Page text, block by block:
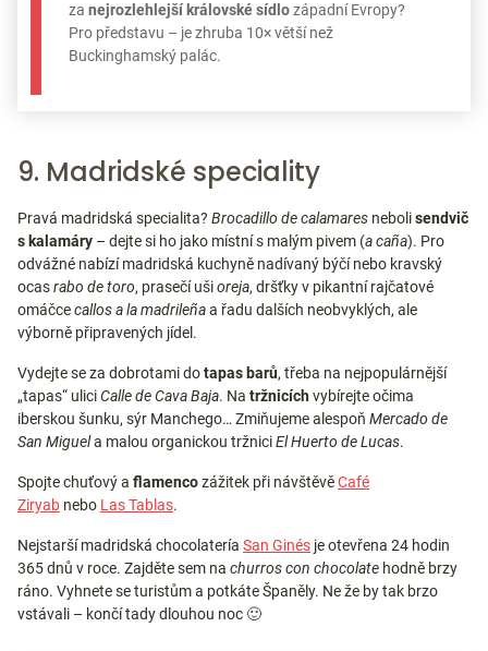
za nejrozlehlejší královské sídlozápadní Evropy?
Pro představu – je zhruba 10× větší než
Buckinghamský palác.
9. Madridské speciality
Pravá madridská specialita? Brocadillo de calamares nebolisendvič
s kalamáry – dejte si ho jako místní s malým pivem (a caña). Pro
odvážné nabízí madridská kuchyně nadívaný býčí nebo kravský
ocasrabo de toro, prasečí ušioreja, dršťky v pikantní rajčatové
omáčcecallos a la madrileñaa řadu dalších neobvyklých, ale
výborně připravených jídel.
Vydejte se za dobrotami dotapas barů, třeba na nejpopulárnější
„tapas“ uliciCalle de Cava Baja. Na tržnicíchvybírejte očima
iberskou šunku, sýr Manchego… Zmiňujeme alespoň Mercado de
San Miguela malou organickou tržniciEl Huerto de Lucas.
Spojte chuťový a flamencozážitek při návštěvěCafé
Ziryab nebo Las Tablas.
Nejstarší madridská chocolatería San Ginés je otevřena 24 hodin
365 dnů v roce. Zajděte sem na churros con chocolate hodně brzy
ráno. Vyhnete se turistům a potkáte Španěly. Ne že by tak brzo
vstávali – končí tady dlouhou noc 🙂